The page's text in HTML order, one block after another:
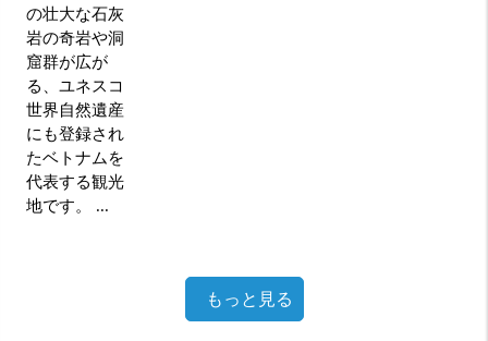
の壮大な石灰
岩の奇岩や洞
窟群が広が
る、ユネスコ
世界自然遺産
にも登録され
たベトナムを
代表する観光
地です。 ...
もっと見る